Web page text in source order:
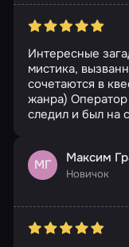
Интересные
мистика,
сочетаются в
жанра) Оператор
следил и был на
МГ Максим
Новичок